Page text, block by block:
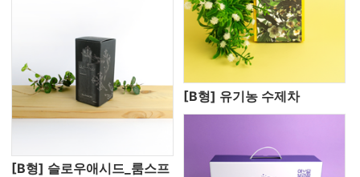
[B형] 슬로우애시드_룸스프
[B형] 유기농 수제차